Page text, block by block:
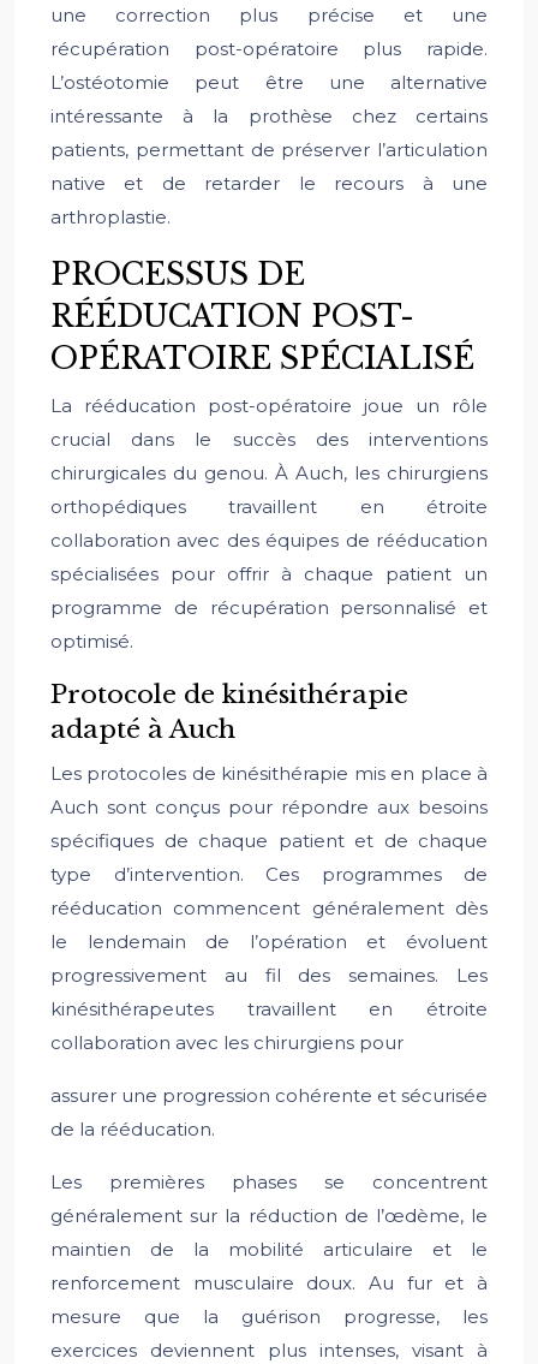
une correction plus précise et une
récupération post-opératoire plus rapide.
L’ostéotomie peut être une alternative
intéressante à la prothèse chez certains
patients, permettant de préserver l’articulation
native et de retarder le recours à une
arthroplastie.
PROCESSUS DE
RÉÉDUCATION POST-
OPÉRATOIRE SPÉCIALISÉ
La rééducation post-opératoire joue un rôle
crucial dans le succès des interventions
chirurgicales du genou. À Auch, les chirurgiens
orthopédiques travaillent en étroite
collaboration avec des équipes de rééducation
spécialisées pour offrir à chaque patient un
programme de récupération personnalisé et
optimisé.
Protocole de kinésithérapie
adapté à Auch
Les protocoles de kinésithérapie mis en place à
Auch sont conçus pour répondre aux besoins
spécifiques de chaque patient et de chaque
type d’intervention. Ces programmes de
rééducation commencent généralement dès
le lendemain de l’opération et évoluent
progressivement au fil des semaines. Les
kinésithérapeutes travaillent en étroite
collaboration avec les chirurgiens pour
assurer une progression cohérente et sécurisée
de la rééducation.
Les premières phases se concentrent
généralement sur la réduction de l’œdème, le
maintien de la mobilité articulaire et le
renforcement musculaire doux. Au fur et à
mesure que la guérison progresse, les
exercices deviennent plus intenses, visant à